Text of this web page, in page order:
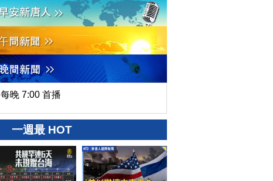
每晚 7:00 首播
一週最 HOT